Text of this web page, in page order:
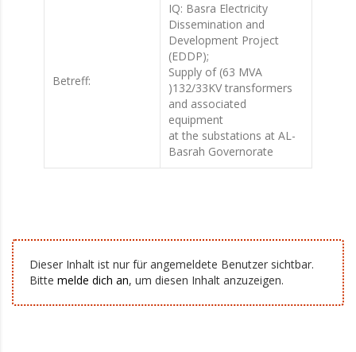
Betreff:
IQ: Basra Electricity
Dissemination and
Development Project
(EDDP);
Supply of (63 MVA
)132/33KV transformers
and associated
equipment
at the substations at AL-
Basrah Governorate
Dieser Inhalt ist nur für angemeldete Benutzer sichtbar.
Bitte melde dich an, um diesen Inhalt anzuzeigen.